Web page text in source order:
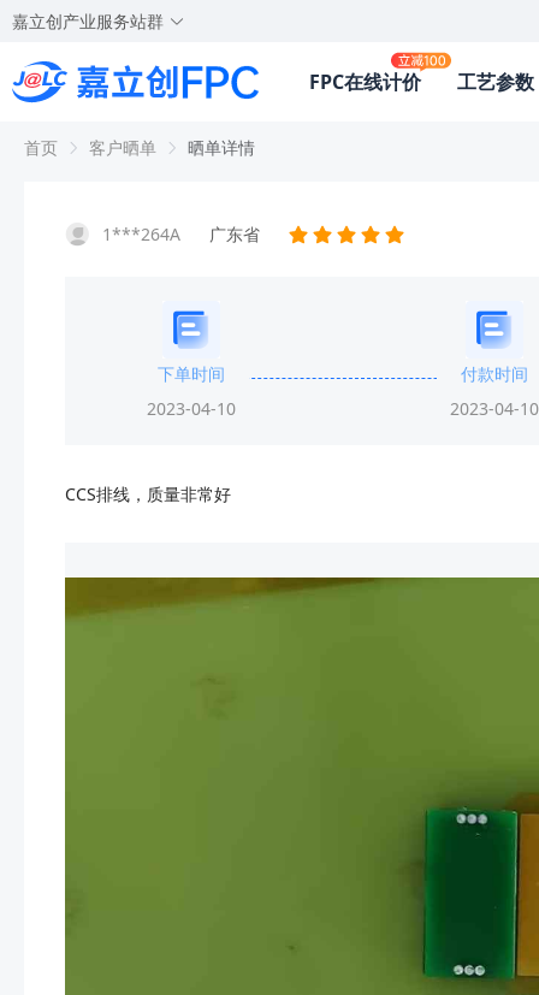
嘉立创产业服务站群
FPC在线计价 工艺参数
首页 客户晒单 晒单详情
1***264A 广东省
下单时间
2023-04-10
付款时间
2023-04-10
CCS排线，质量非常好